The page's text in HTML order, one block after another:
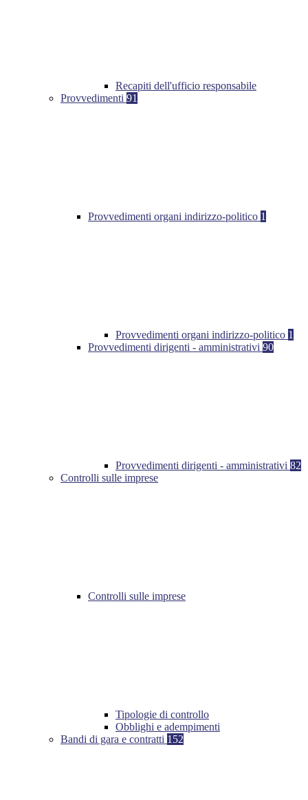
Recapiti dell'ufficio responsabile
Provvedimenti 91
Provvedimenti organi indirizzo-politico 1
Provvedimenti organi indirizzo-politico 1
Provvedimenti dirigenti - amministrativi 90
Provvedimenti dirigenti - amministrativi 82
Controlli sulle imprese
Controlli sulle imprese
Tipologie di controllo
Obblighi e adempimenti
Bandi di gara e contratti 152